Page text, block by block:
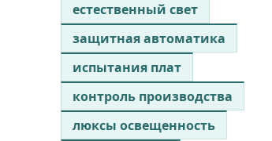
естественный свет
защитная автоматика
испытания плат
контроль производства
люксы освещенность